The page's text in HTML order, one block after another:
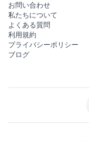
お問い合わせ
私たちについて
よくある質問
利用規約
プライバシーポリシー
ブログ